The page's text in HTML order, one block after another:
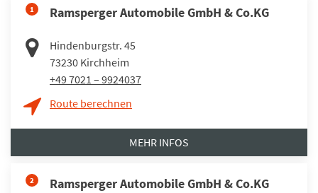
1 Ramsperger Automobile GmbH & Co.KG
Hindenburgstr. 45
73230 Kirchheim
+49 7021 – 9924037
Route berechnen
MEHR INFOS
2 Ramsperger Automobile GmbH & Co.KG